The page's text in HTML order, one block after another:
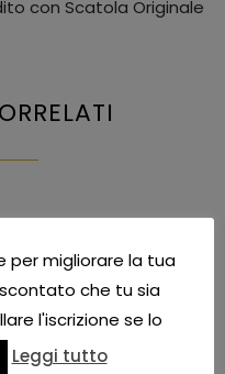
con Scatola Originale
per migliorare la tua
che tu sia
l'iscrizione se lo
Leggi tutto